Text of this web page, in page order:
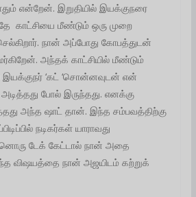
என்றேன். இறுதியில் இயக்குநரை
காட்சியை மீண்டும் ஒரு முறை
நான் அப்போது கோபத்துடன்
அந்தக் காட்சியில் மீண்டும்
இயக்குநர் ‘கட் ‘சொன்னவுடன் என்
அடித்தது போல் இருந்தது. எனக்கு
அந்த ஷாட் தான். இந்த சம்பவத்திற்கு
நடிகர்கள் யாராவது
டேக் கேட்டால் நான் அதை
விஷயத்தை நான் அஜயிடம் கற்றுக்